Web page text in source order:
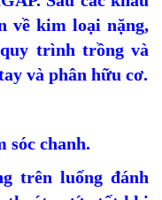
về kim loại nặng,
trình trồng và
và phân hữu cơ.
sóc chanh.
trên luống đánh